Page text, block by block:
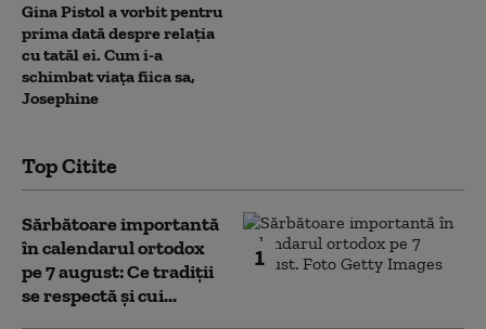
Gina Pistol a vorbit pentru
prima dată despre relația
cu tatăl ei. Cum i-a
schimbat viața fiica sa,
Josephine
Top Citite
1
Sărbătoare importantă
în calendarul ortodox
pe 7 august: Ce tradiții
se respectă și cui...